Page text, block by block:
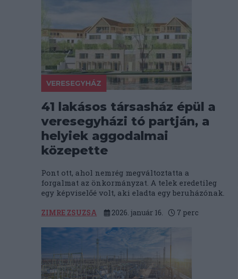
VERESEGYHÁZ
41 lakásos társasház épül a
veresegyházi tó partján, a
helyiek aggodalmai
közepette
Pont ott, ahol nemrég megváltoztatta a
forgalmat az önkormányzat. A telek eredetileg
egy képviselőé volt, aki eladta egy beruházónak.
ZIMRE ZSUZSA 2026. január 16. 7 perc